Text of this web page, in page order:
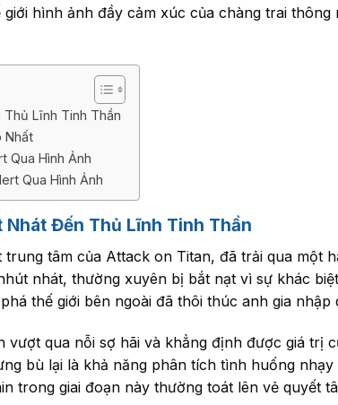
hình ảnh đầy cảm xúc của chàng trai thông
Lĩnh Tinh Thần
Nhất
Qua Hình Ảnh
Qua Hình Ảnh
Đến Thủ Lĩnh Tinh Thần
tâm của Attack on Titan, đã trải qua một
nhát, thường xuyên bị bắt nạt vì sự khác
thế giới bên ngoài đã thôi thúc anh gia nhập
vượt qua nỗi sợ hãi và khẳng định được giá trị
bù lại là khả năng phân tích tình huống
trong giai đoạn này thường toát lên vẻ quyết